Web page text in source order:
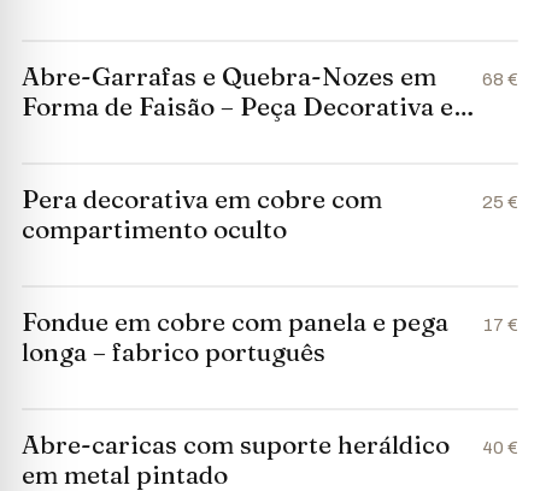
Abre-Garrafas e Quebra-Nozes em
Forma de Faisão – Peça Decorativa em
68 €
Pera decorativa em cobre com
compartimento oculto
25 €
Fondue em cobre com panela e pega
longa – fabrico português
17 €
Abre-caricas com suporte heráldico
em metal pintado
40 €